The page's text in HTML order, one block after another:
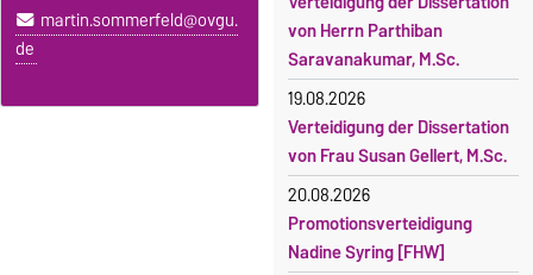
martin.sommerfeld@ovgu.
de
von Herrn Parthiban
Saravanakumar, M.Sc.
19.08.2026
Verteidigung der Dissertation
von Frau Susan Gellert, M.Sc.
20.08.2026
Promotionsverteidigung
Nadine Syring [FHW]